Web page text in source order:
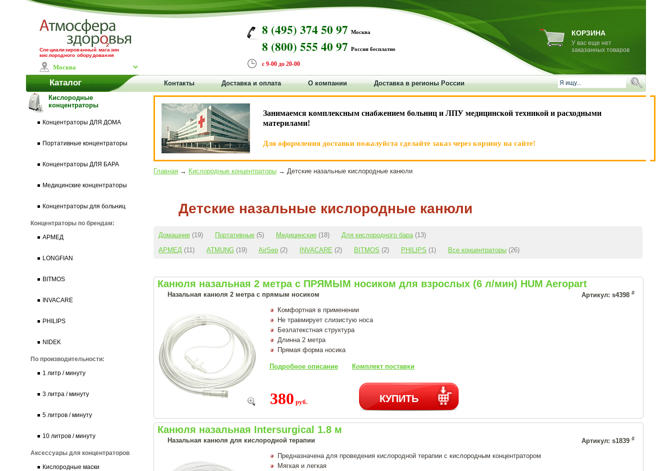
Специализированный магазин
кислородного оборудования
8 (495) 374 50 97 Москва
8 (800) 555 40 97 Россия бесплатно
с 9-00 до 20-00
КОРЗИНА
У вас еще нет
заказанных товаров
Каталог Контакты Доставка и оплата О компании
Доставка в регионы России
Кислородные
концентраторы
Концентраторы ДЛЯ ДОМА
Портативные концентраторы
Концентраторы ДЛЯ БАРА
Медицинские концентраторы
Концентраторы для больниц
Концентраторы по брендам:
АРМЕД
LONGFIAN
BITMOS
INVACARE
PHILIPS
NIDEK
По производительности:
1 литр / минуту
3 литра / минуту
5 литров / минуту
10 литров / минуту
Аксессуары для концентраторов
Кислородные маски
Занимаемся комплексным снабжением больниц и ЛПУ медицинской техникой и расходными
материлами!
Для оформления доставки пожалуйста сделайте заказ через корзину на сайте!
Главная → Кислородные концентраторы → Детские назальные кислородные канюли
Детские назальные кислородные канюли
Домашние (19) Портативные (5) Медицинские (18) Для кислородного бара (13)
АРМЕД (11) ATMUNG (19) AirSep (2) INVACARE (2) BITMOS (2) PHILIPS (1) Все концентраторы (26)
Канюля назальная 2 метра с ПРЯМЫМ носиком для взрослых (6 л/мин) HUM Aeropart
Назальная канюля 2 метра с прямым носиком Артикул: s4398 #
Комфортная в применении
Не травмирует слизистую носа
Безлатекстная структура
Длинна 2 метра
Прямая форма носика
Подробное описание Комплект поставки
380 руб. КУПИТЬ
Канюля назальная Intersurgical 1.8 м
Назальная канюля для кислородной терапии Артикул: s1839 #
Предназначена для проведения кислородной терапии с кислородным концентратором
Мягкая и легкая